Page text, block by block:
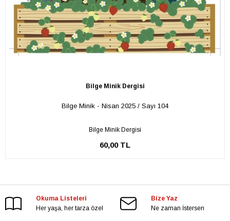
Bilge Minik Dergisi
Bilge Minik - Nisan 2025 / Sayı 104
Bilge Minik Dergisi
60,00 TL
Okuma Listeleri
Her yaşa, her tarza özel
Bize Yaz
Ne zaman İstersen